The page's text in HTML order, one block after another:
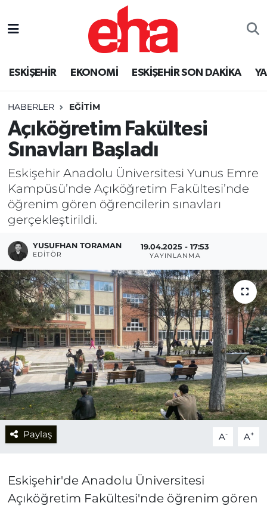
ESKİŞEHİR EKONOMİ ESKİŞEHİR SON DAKİKA
HABERLER EĞİTİM
Açıköğretim Fakültesi
Sınavları Başladı
Eskişehir Anadolu Üniversitesi Yunus Emre
Kampüsü’nde Açıköğretim Fakültesi’nde
öğrenim gören öğrencilerin sınavları
gerçekleştirildi.
YUSUFHAN TORAMAN
EDITÖR
19.04.2025 - 17:53
YAYINLANMA
Paylaş A- A+
Eskişehir'de Anadolu Üniversitesi
Açıköğretim Fakültesi'nde öğrenim gören